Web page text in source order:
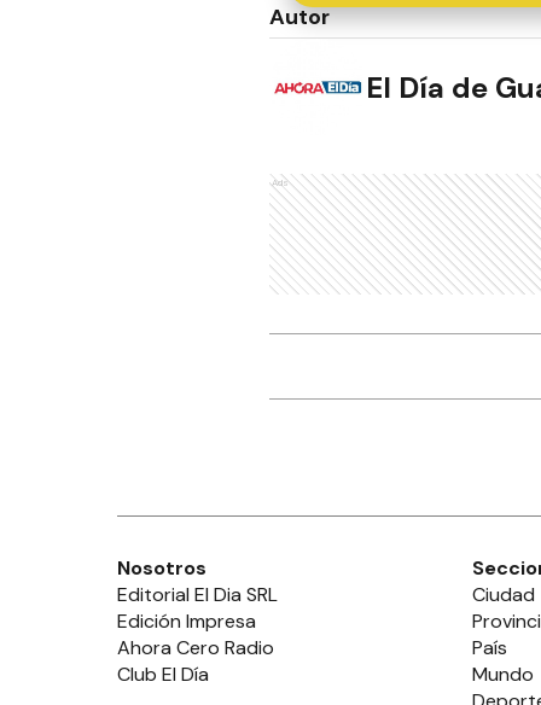
Autor
El Día de
Ads
Nosotros
Editorial El Dia SRL
Edición Impresa
Ahora Cero Radio
Club El Día
Ciudad
País
Mundo